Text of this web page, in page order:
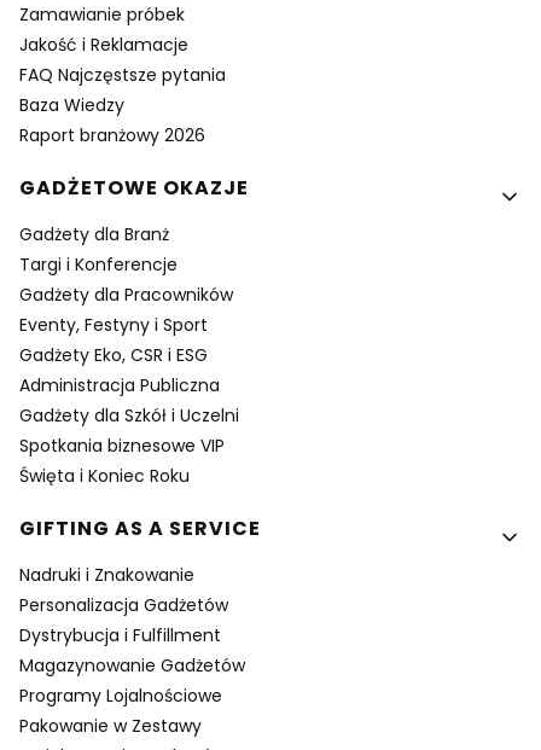
Zamawianie próbek
Jakość i Reklamacje
FAQ Najczęstsze pytania
Baza Wiedzy
Raport branżowy 2026
GADŻETOWE OKAZJE
Gadżety dla Branż
Targi i Konferencje
Gadżety dla Pracowników
Eventy, Festyny i Sport
Gadżety Eko, CSR i ESG
Administracja Publiczna
Gadżety dla Szkół i Uczelni
Spotkania biznesowe VIP
Święta i Koniec Roku
GIFTING AS A SERVICE
Nadruki i Znakowanie
Personalizacja Gadżetów
Dystrybucja i Fulfillment
Magazynowanie Gadżetów
Programy Lojalnościowe
Pakowanie w Zestawy